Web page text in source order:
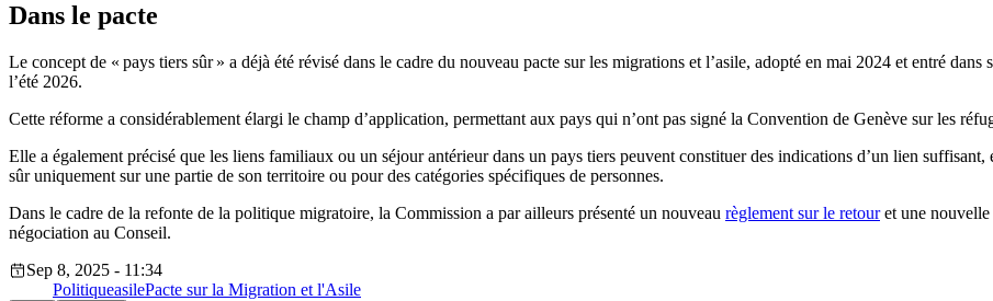
Dans le pacte
Le concept de « pays tiers sûr » a déjà été révisé dans le cadre du nouveau pacte sur les migrations et l’asile, adopté en mai 2024 et entré
l’été 2026.
Cette réforme a considérablement élargi le champ d’application, permettant aux pays qui n’ont pas signé la Convention de Genève sur les
Elle a également précisé que les liens familiaux ou un séjour antérieur dans un pays tiers peuvent constituer des indications d’un lien
sûr uniquement sur une partie de son territoire ou pour des catégories spécifiques de personnes.
Dans le cadre de la refonte de la politique migratoire, la Commission a par ailleurs présenté un nouveau règlement sur le retouret une nouvelle
négociation au Conseil.
Sep 8, 2025 - 11:34
PolitiqueasilePacte sur la Migration et l'Asile